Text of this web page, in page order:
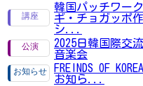
韓国パッチワー
ギ・チョガッポ
シ...
2025日韓国際交
音楽会
FREINDS OF
お知ら...